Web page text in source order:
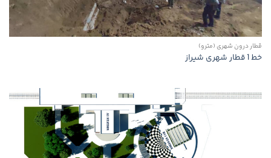
قطار درون شهری (مترو)
خط 1 قطار شهری شیراز